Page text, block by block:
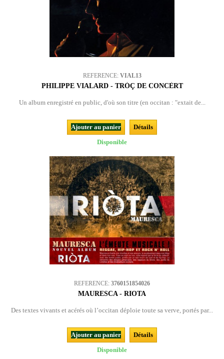
REFERENCE: VIAL13
PHILIPPE VIALARD - TRÒÇ DE CONCÈRT
Un album enregistré en public, d'où son titre (en occitan : "extait de...
Ajouter au panier
Détails
Disponible
REFERENCE: 3760151854026
MAURESCA - RIOTA
Des textes vivants et acérés où l’occitan déploie toute sa verve, portés par...
Ajouter au panier
Détails
Disponible